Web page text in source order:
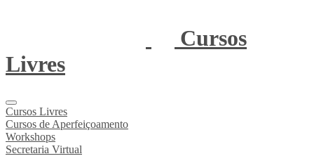
Cursos
Livres
Cursos Livres
Cursos de Aperfeiçoamento
Workshops
Secretaria Virtual